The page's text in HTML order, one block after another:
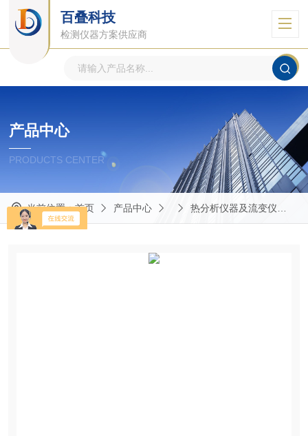
百叠科技
检测仪器方案供应商
产品中心
PRODUCTS CENTER
当前位置：首页 产品中心 热分析仪器及流变仪